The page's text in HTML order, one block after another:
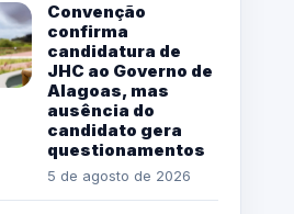
Convenção
confirma
candidatura de
JHC ao Governo de
Alagoas, mas
ausência do
candidato gera
questionamentos
5 de agosto de 2026